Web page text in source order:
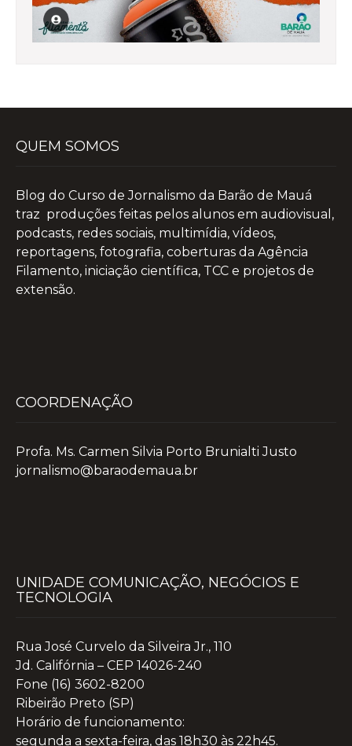
QUEM SOMOS
Blog do Curso de Jornalismo da Barão de Mauá
traz produções feitas pelos alunos em audiovisual,
podcasts, redes sociais, multimídia, vídeos,
reportagens, fotografia, coberturas da Agência
Filamento, iniciação científica, TCC e projetos de
extensão.
COORDENAÇÃO
Profa. Ms. Carmen Silvia Porto Brunialti Justo
jornalismo@baraodemaua.br
UNIDADE COMUNICAÇÃO, NEGÓCIOS E
TECNOLOGIA
Rua José Curvelo da Silveira Jr., 110
Jd. Califórnia – CEP 14026-240
Fone (16) 3602-8200
Ribeirão Preto (SP)
Horário de funcionamento:
segunda a sexta-feira, das 18h30 às 22h45.